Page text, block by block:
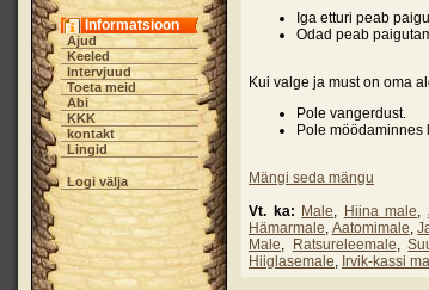
Informatsioon
Ajud
Keeled
Intervjuud
Toeta meid
Abi
KKK
kontakt
Lingid
Logi välja
Iga etturi peab
Odad peab
Kui valge ja must on oma
Pole vangerdust.
Pole möödaminnes
Mängi seda mängu
Vt. ka: Male, Hiina male,
Hämarmale, Aatomimale,
Male, Ratsureleemale,
Hiiglasemale, Irvik-kassi